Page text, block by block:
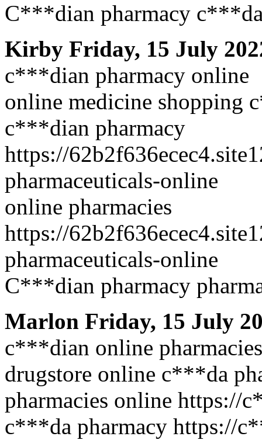
C***dian pharmacy
Kirby Friday, 15 July
c***dian pharmacy online
online medicine shopping
c***dian pharmacy
https://
pharmaceuticals-online
online pharmacies
https://
pharmaceuticals-online
C***dian pharmacy
Marlon Friday, 15 July
c***dian online pharmacies
drugstore online c***da
pharmacies online https://
c***da pharmacy https://